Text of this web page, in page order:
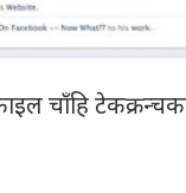
चाँहि